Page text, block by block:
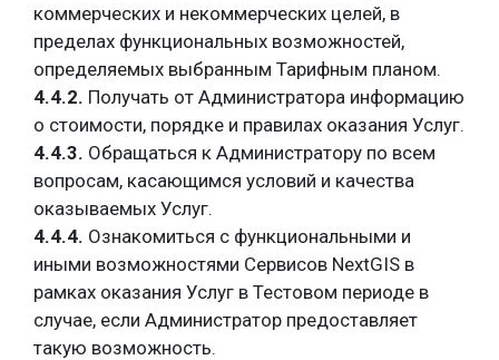
коммерческих и некоммерческих целей, в
пределах функциональных возможностей,
определяемых выбранным Тарифным планом.
4.4.2. Получать от Администратора информацию
о стоимости, порядке и правилах оказания Услуг.
4.4.3. Обращаться к Администратору по всем
вопросам, касающимся условий и качества
оказываемых Услуг.
4.4.4. Ознакомиться с функциональными и
иными возможностями Сервисов NextGIS в
рамках оказания Услуг в Тестовом периоде в
случае, если Администратор предоставляет
такую возможность.